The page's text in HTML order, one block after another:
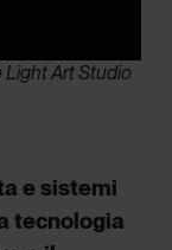
Art Studio
e sistemi
tecnologia